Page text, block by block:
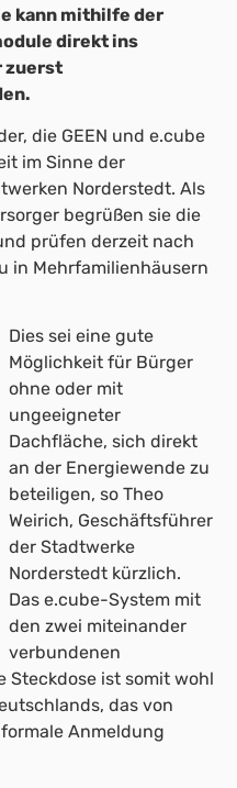
kann mithilfe der
direkt ins
zuerst
die GEEN und e.cube
im Sinne der
Norderstedt. Als
begrüßen sie die
prüfen derzeit nach
in Mehrfamilienhäusern
Dies sei eine gute
Möglichkeit für Bürger
ohne oder mit
ungeeigneter
Dachfläche, sich direkt
an der Energiewende zu
beteiligen, so Theo
Weirich, Geschäftsführer
der Stadtwerke
Norderstedt kürzlich.
Das e.cube-System mit
den zwei miteinander
verbundenen
Steckdose ist somit wohl
das von
Anmeldung